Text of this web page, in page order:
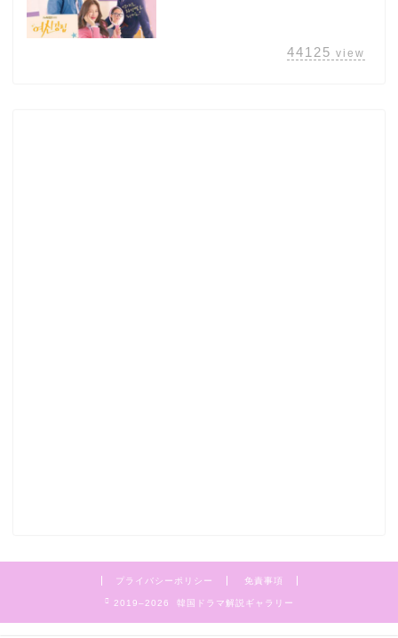
44125 view
プライバシーポリシー 免責事項
2019–2026 韓国ドラマ解説ギャラリー